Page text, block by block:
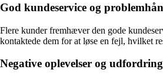
God kundeservice og
Flere kunder fremhæver den gode
kontaktede dem for at løse en fejl, hvilket
Negative oplevelser og